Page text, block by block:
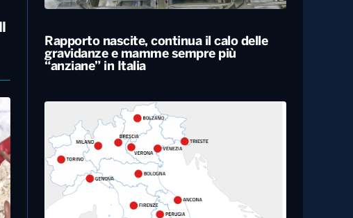
Rapporto nascite, continua il calo delle
gravidanze e mamme sempre più
“anziane” in Italia